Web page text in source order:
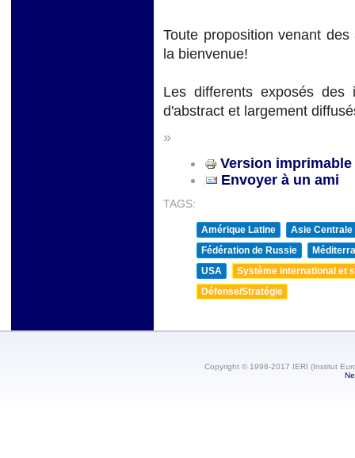
Toute proposition venant
la bienvenue!
Les differents exposés des
d'abstract et largement
»
Version imprimable
Envoyer à un ami
TAGS:
Amérique Latine
Asie Centrale
Fédération de Russie
USA
Système international et
Défense/Stratégie
Copyright © 1998-2017 IERI (Institut